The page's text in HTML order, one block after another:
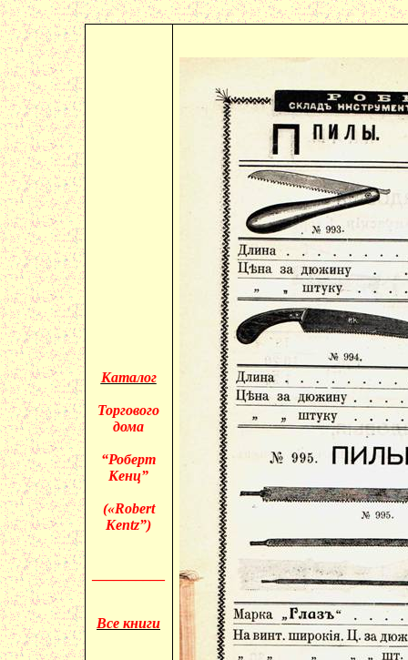
Каталог
Торгового
дома
“Роберт
Кенц”
(«Robert
Kentz”)
Все книги